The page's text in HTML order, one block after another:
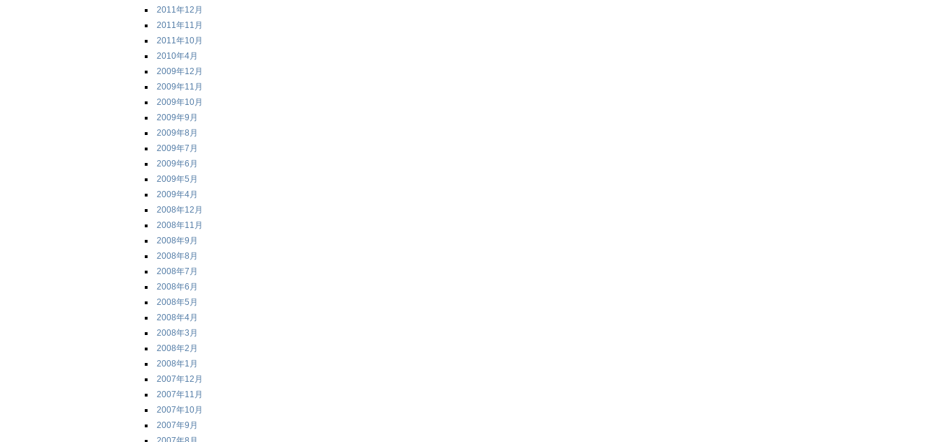
2011年12月
2011年11月
2011年10月
2010年4月
2009年12月
2009年11月
2009年10月
2009年9月
2009年8月
2009年7月
2009年6月
2009年5月
2009年4月
2008年12月
2008年11月
2008年9月
2008年8月
2008年7月
2008年6月
2008年5月
2008年4月
2008年3月
2008年2月
2008年1月
2007年12月
2007年11月
2007年10月
2007年9月